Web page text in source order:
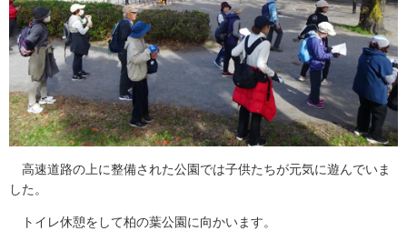
高速道路の上に整備された公園では子供たちが元気に遊んでいま
した。
トイレ休憩をして柏の葉公園に向かいます。